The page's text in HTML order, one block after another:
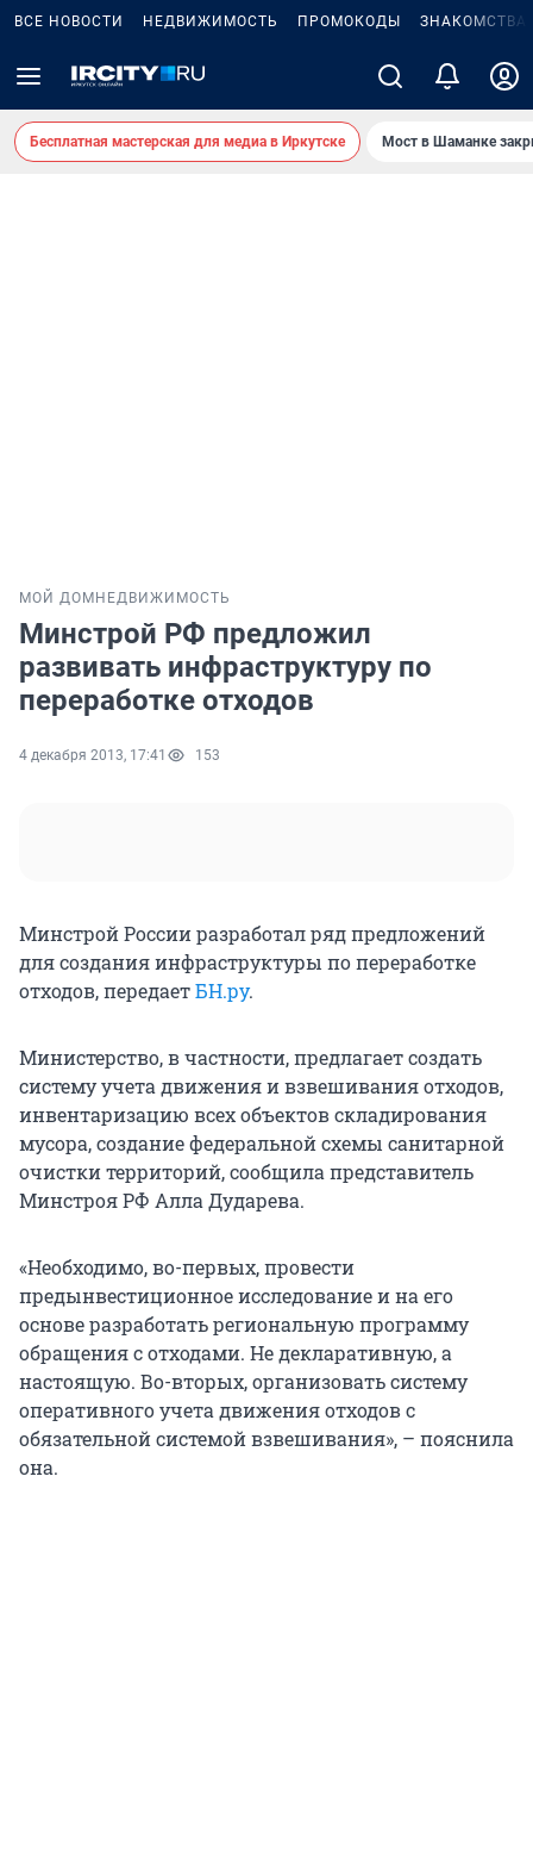
ВСЕ НОВОСТИ НЕДВИЖИМОСТЬ ПРОМОКОДЫ ЗНАКОМСТВА
Бесплатная мастерская для медиа в Иркутске Мост в Шаманке
МОЙ ДОМ НЕДВИЖИМОСТЬ
Минстрой РФ предложил
развивать инфраструктуру по
переработке отходов
4 декабря 2013, 17:41 153
Минстрой России разработал ряд предложений
для создания инфраструктуры по переработке
отходов, передаетБН.ру.
Министерство, в частности, предлагает создать
систему учета движения и взвешивания отходов,
инвентаризацию всех объектов складирования
мусора, создание федеральной схемы санитарной
очистки территорий, сообщила представитель
Минстроя РФ Алла Дударева.
«Необходимо, во-первых, провести
предынвестиционное исследование и на его
основе разработать региональную программу
обращения с отходами. Не декларативную, а
настоящую. Во-вторых, организовать систему
оперативного учета движения отходов с
обязательной системой взвешивания», – пояснила
она.